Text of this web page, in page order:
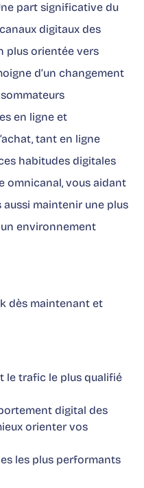
part significative du
digitaux des
plus orientée vers
d’un changement
en ligne et
tant en ligne
habitudes digitales
omnicanal, vous aidant
aussi maintenir une plus
environnement
dès maintenant et
le trafic le plus qualifié
digital des
orienter vos
les plus performants